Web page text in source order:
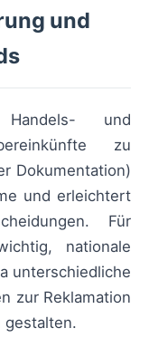
und
und
zu
Dokumentation)
und erleichtert
Für
nationale
unterschiedliche
zur Reklamation